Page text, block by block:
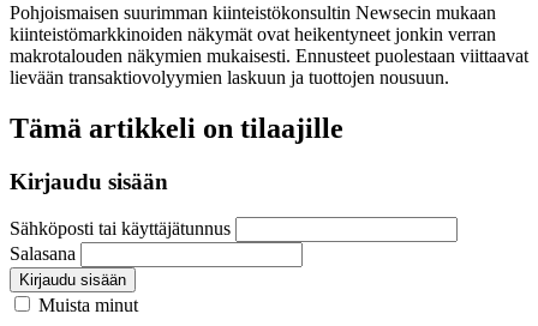
Pohjoismaisen suurimman kiinteistökonsultin Newsecin mukaan
kiinteistömarkkinoiden näkymät ovat heikentyneet jonkin verran
makrotalouden näkymien mukaisesti. Ennusteet puolestaan viittaavat
lievään transaktiovolyymien laskuun ja tuottojen nousuun.
Tämä artikkeli on tilaajille
Kirjaudu sisään
Sähköposti tai käyttäjätunnus
Salasana
Kirjaudu sisään
Muista minut